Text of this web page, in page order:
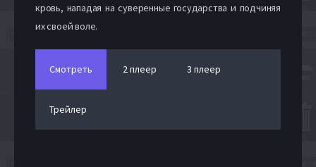
кровь, нападая на суверенные государства и подчиняя
их своей воле.
Смотреть 2 плеер 3 плеер
Трейлер